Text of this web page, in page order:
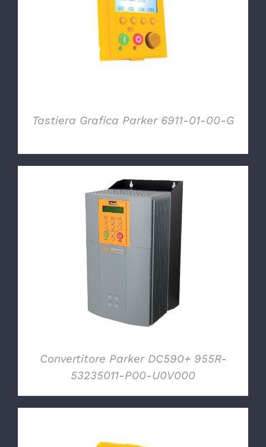
DETTAGLI
Tastiera Grafica Parker 6911-01-00-G
DETTAGLI
Convertitore Parker DC590+ 955R-
53235011-P00-U0V000